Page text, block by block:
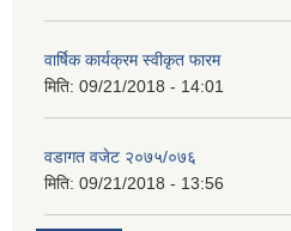
वार्षिक कार्यक्रम स्वीकृत फारम
मिति: 09/21/2018 - 14:01
वडागत वजेट २०७५/०७६
मिति: 09/21/2018 - 13:56